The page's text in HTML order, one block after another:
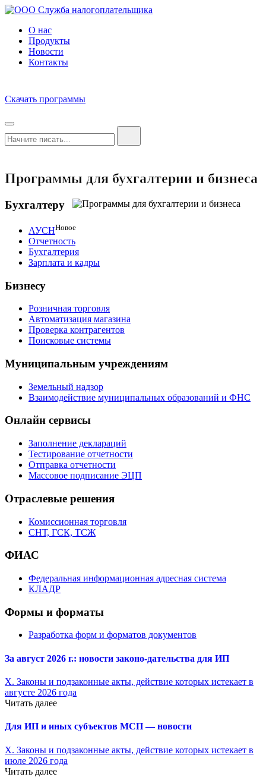
О нас
Продукты
Новости
Контакты
Скачать программы
Программы для бухгалтерии и бизнеса
Бухгалтеру
АУСННовое
Отчетность
Бухгалтерия
Зарплата и кадры
Бизнесу
Розничная торговля
Автоматизация магазина
Проверка контрагентов
Поисковые системы
Муниципальным учреждениям
Земельный надзор
Взаимодействие муниципальных образований и ФНС
Онлайн сервисы
Заполнение деклараций
Тестирование отчетности
Отправка отчетности
Массовое подписание ЭЦП
Отраслевые решения
Комиссионная торговля
СНТ, ГСК, ТСЖ
ФИАС
Федеральная информационная адресная система
КЛАДР
Формы и форматы
Разработка форм и форматов документов
За август 2026 г.: новости законо-дательства для ИП
X. Законы и подзаконные акты, действие которых истекает в
августе 2026 года
Читать далее
Для ИП и иных субъектов МСП — новости
X. Законы и подзаконные акты, действие которых истекает в
июле 2026 года
Читать далее